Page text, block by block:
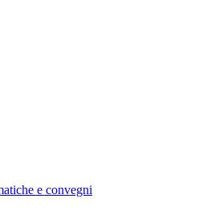
e convegni